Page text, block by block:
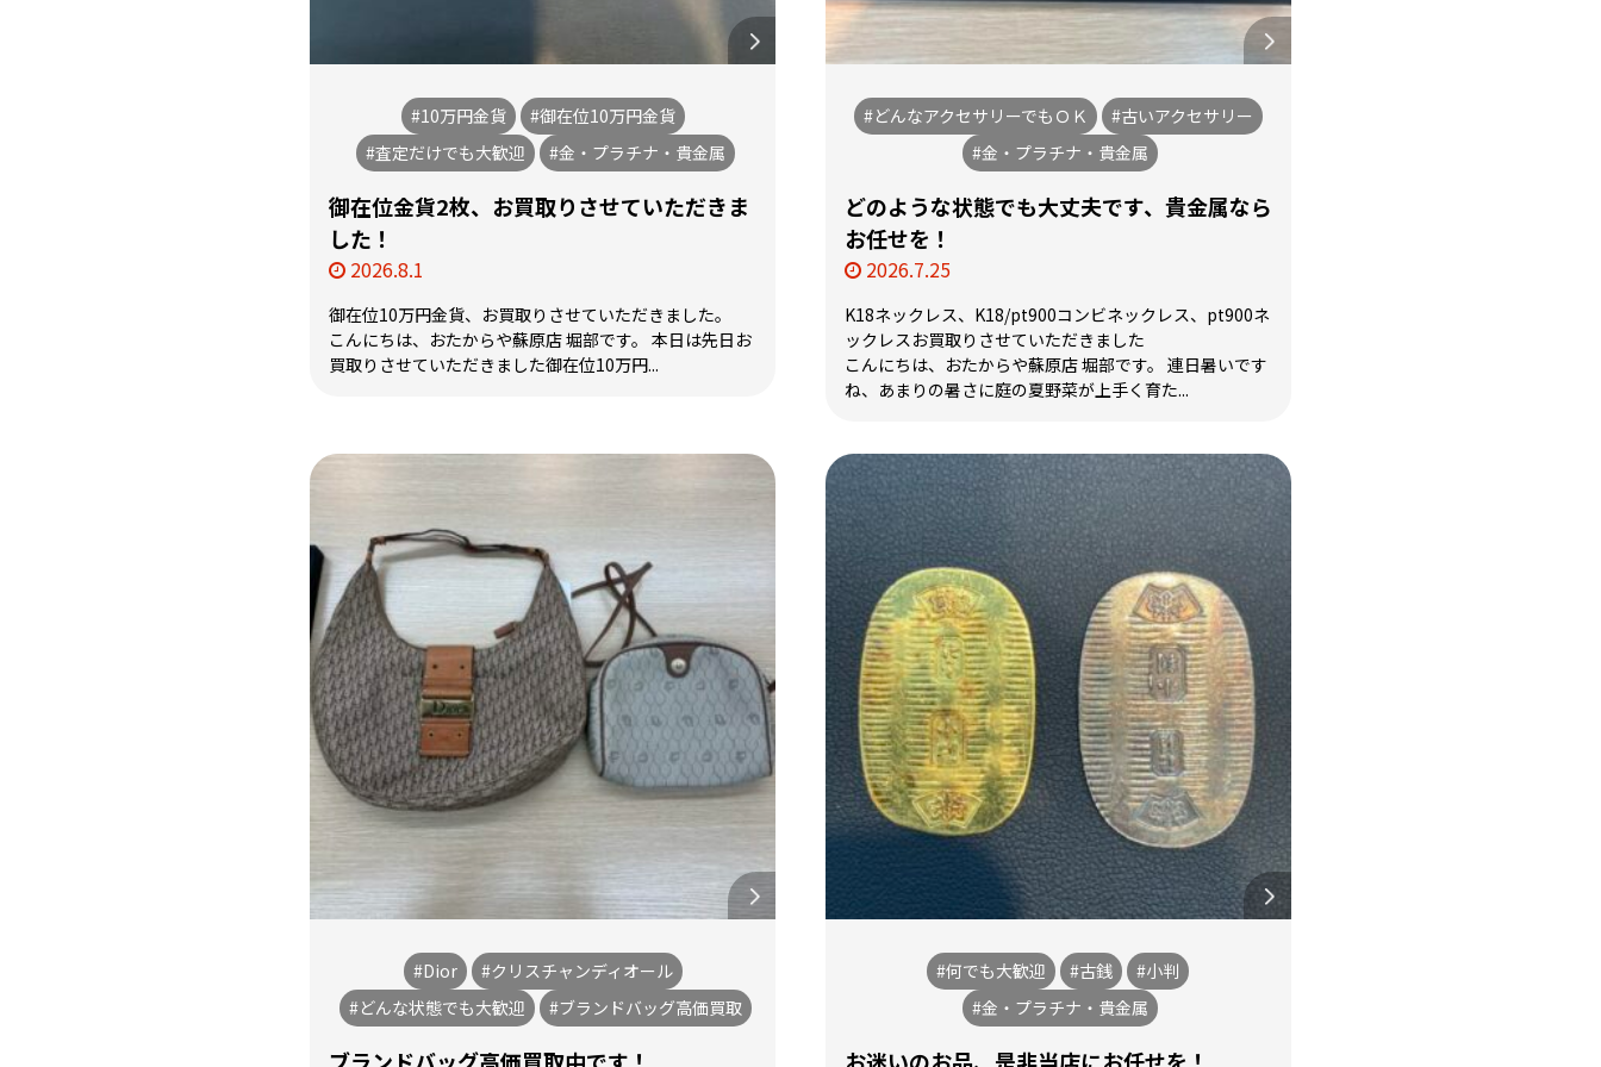
#10万円金貨
#御在位10万円金貨
#査定だけでも大歓迎
#金・プラチナ・貴金属
御在位金貨2枚、お買取りさせていただきま
した！
2026.8.1
御在位10万円金貨、お買取りさせていただきました。
こんにちは、おたからや蘇原店 堀部です。 本日は先日お
買取りさせていただきました御在位10万円...
#どんなアクセサリーでもＯＫ
#古いアクセサリー
#金・プラチナ・貴金属
どのような状態でも大丈夫です、貴金属なら
お任せを！
2026.7.25
K18ネックレス、K18/pt900コンビネックレス、pt900ネ
ックレスお買取りさせていただきました
こんにちは、おたからや蘇原店 堀部です。 連日暑いです
ね、あまりの暑さに庭の夏野菜が上手く育た...
#Dior
#クリスチャンディオール
#どんな状態でも大歓迎
#ブランドバッグ高価買取
#何でも大歓迎 #古銭
#小判
#金・プラチナ・貴金属